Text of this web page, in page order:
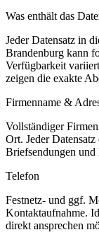
Was enthält das
Jeder Datensatz in
Brandenburg kann
Verfügbarkeit
zeigen die exakte
Firmenname &
Vollständiger
Ort. Jeder
Briefsendungen
Telefon
Festnetz- und ggf.
Kontaktaufnahme.
direkt ansprechen